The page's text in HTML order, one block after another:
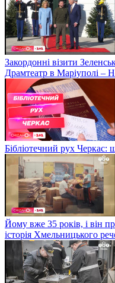
Закордонні візити
Драмтеатр в Маріуполі –
Бібліотечний рух Черкас:
Йому вже 35 років, і він
історія Хмельницького